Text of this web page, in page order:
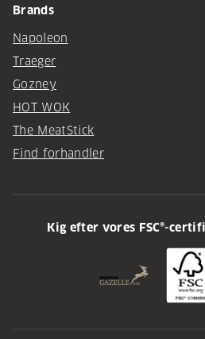
Brands
Napoleon
Traeger
Gozney
HOT WOK
The MeatStick
Find forhandler
Kig efter vores FSC®-